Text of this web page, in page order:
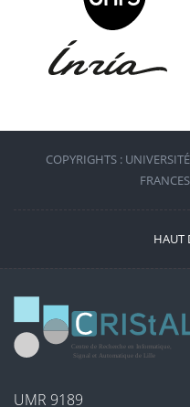
COPYRIGHTS :
HAUT
UMR 9189